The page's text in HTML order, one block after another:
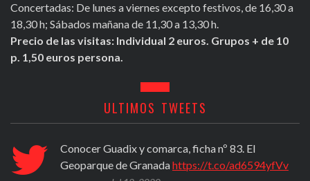
Concertadas: De lunes a viernes excepto festivos, de 16,30 a
18,30 h; Sábados mañana de 11,30 a 13,30 h.
Precio de las visitas: Individual 2 euros. Grupos + de 10
p. 1,50 euros persona.
ULTIMOS TWEETS
Conocer Guadix y comarca, ficha nº 83. El
Geoparque de Granadahttps://t.co/ad6594yfVv